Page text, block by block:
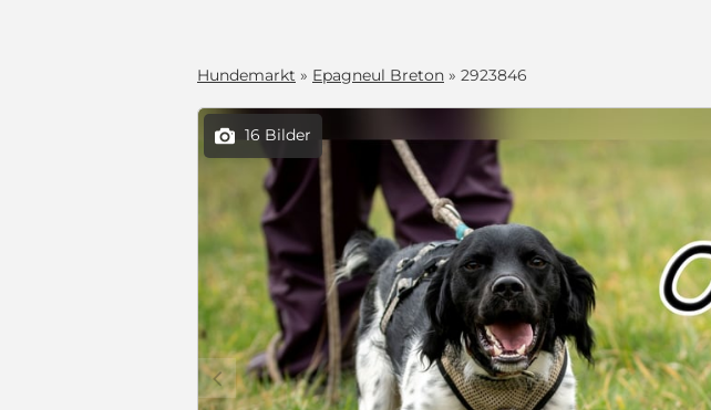
Hundemarkt » Epagneul Breton » 2923846
 16 Bilder
c